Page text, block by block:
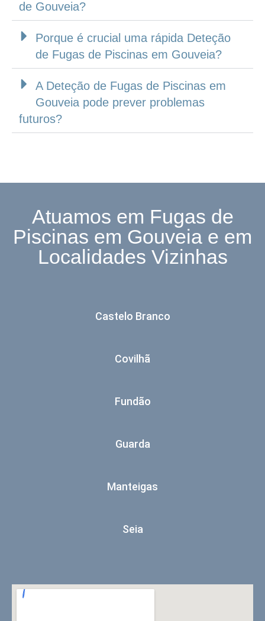
de Gouveia?
Porque é crucial uma rápida Deteção
de Fugas de Piscinas em Gouveia?
A Deteção de Fugas de Piscinas em
Gouveia pode prever problemas
futuros?
Atuamos em Fugas de
Piscinas em Gouveia e em
Localidades Vizinhas
Castelo Branco
Covilhã
Fundão
Guarda
Manteigas
Seia